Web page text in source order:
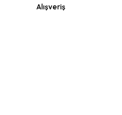
Alışveriş